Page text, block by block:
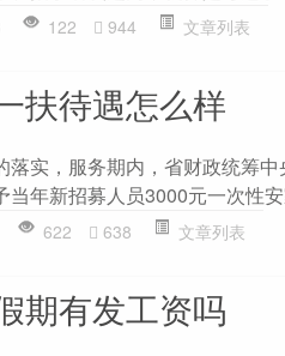
122 944 文章列表
扶待遇怎么样
落实，服务期内，省财政统筹
当年新招募人员3000元一次性
622 638 文章列表
期有发工资吗